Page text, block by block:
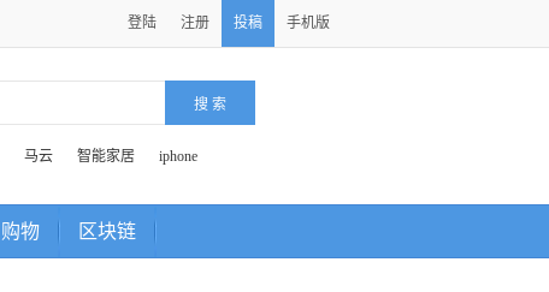
登陆 注册 投稿 手机版
马云 智能家居 iphone
购物 区块链